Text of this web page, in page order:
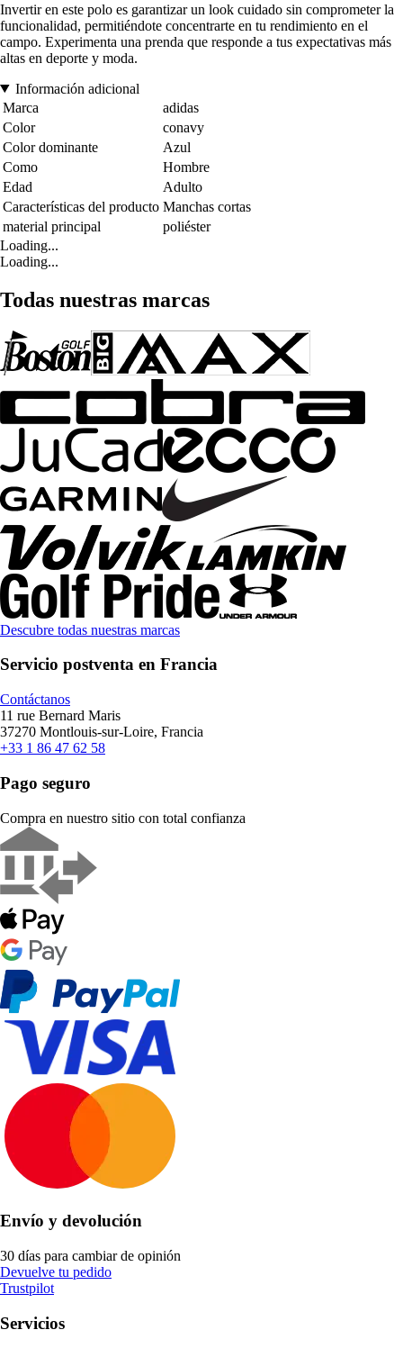
Invertir en este polo es garantizar un look cuidado sin comprometer la
funcionalidad, permitiéndote concentrarte en tu rendimiento en el
campo. Experimenta una prenda que responde a tus expectativas más
altas en deporte y moda.
Información adicional
Marca
adidas
Color
conavy
Color dominante
Azul
Como
Hombre
Edad
Adulto
Características del producto Manchas cortas
material principal
poliéster
Loading...
Loading...
Todas nuestras marcas
Descubre todas nuestras marcas
Servicio postventa en Francia
Contáctanos
11 rue Bernard Maris
37270 Montlouis-sur-Loire, Francia
+33 1 86 47 62 58
Pago seguro
Compra en nuestro sitio con total confianza
Envío y devolución
30 días para cambiar de opinión
Devuelve tu pedido
Trustpilot
Servicios